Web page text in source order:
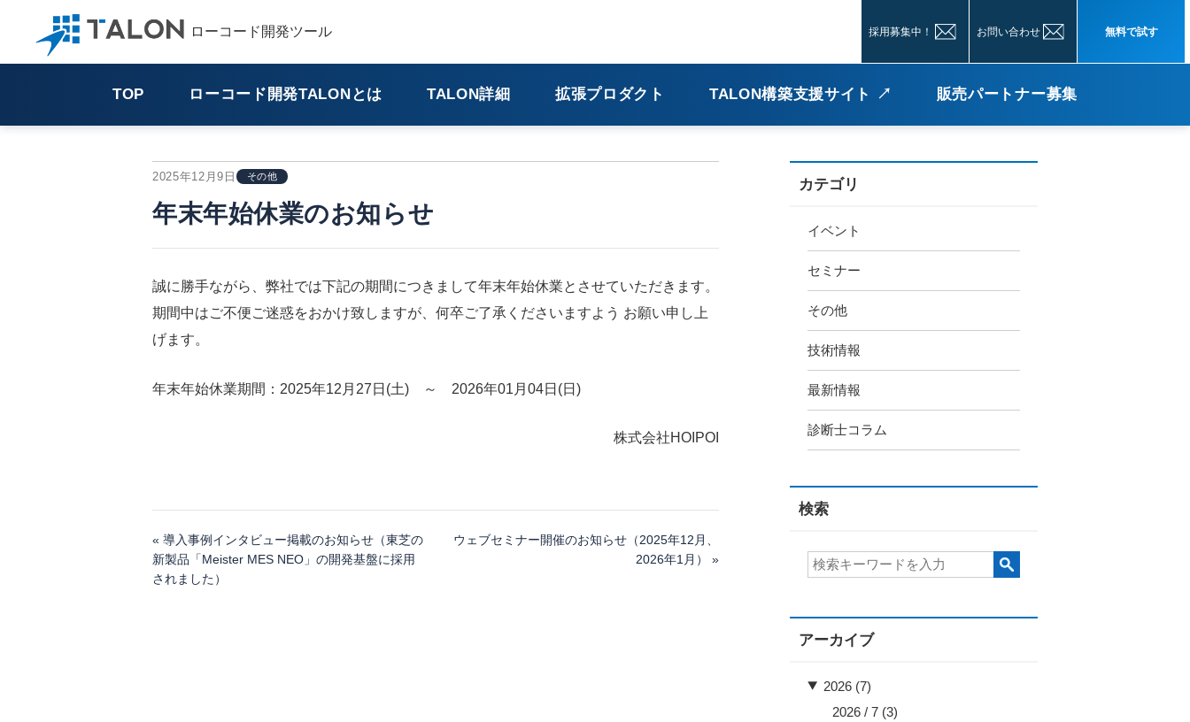
ローコード開発ツール 採用募集中！ お問い合わせ 無料で試す
TOP ローコード開発TALONとは TALON詳細 拡張プロダクト TALON構築支援サイト ↗ 販売パートナー募集
TALON情報広場 その他 年末年始休業のお知らせ
2025年12月9日 その他
年末年始休業のお知らせ
誠に勝手ながら、弊社では下記の期間につきまして年末年始休業とさせていただきます。
期間中はご不便ご迷惑をおかけ致しますが、何卒ご了承くださいますよう お願い申し上
げます。
年末年始休業期間：2025年12月27日(土) ～ 2026年01月04日(日)
株式会社HOIPOI
« 導入事例インタビュー掲載のお知らせ（東芝の
新製品「Meister MES NEO」の開発基盤に採用
されました）
ウェブセミナー開催のお知らせ（2025年12月、
2026年1月） »
カテゴリ
イベント
セミナー
その他
技術情報
最新情報
診断士コラム
検索
アーカイブ
2026 (7)
2026 / 7 (3)